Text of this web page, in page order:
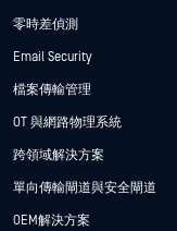
零時差偵測
Email Security
檔案傳輸管理
OT 與網路物理系統
跨領域解決方案
單向傳輸閘道與安全閘道
OEM解決方案